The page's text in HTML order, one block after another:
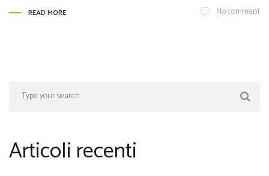
READ MORE No comment
Articoli recenti